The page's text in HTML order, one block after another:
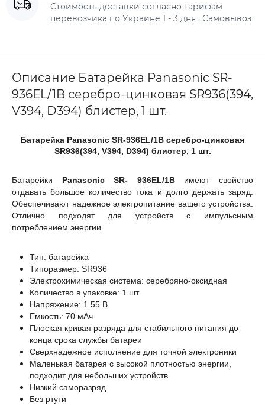
Стоимость доставки согласно тарифам
перевозчика по Украине 1 - 3 дня , Самовывоз
Описание Батарейка Panasonic SR-
936EL/1B серебро-цинковая SR936(394,
V394, D394) блистер, 1 шт.
Батарейка Panasonic SR-936EL/1B серебро-цинковая
SR936(394, V394, D394) блистер, 1 шт.
Батарейки Panasonic SR- 936EL/1B
имеют свойство
отдавать большое количество тока и долго держать заряд.
Обеспечивают надежное электропитание вашего устройства.
Отлично подходят для устройств с импульсным
потреблением энергии.
Тип: батарейка
Типоразмер: SR936
Электрохимическая система: серебряно-оксидная
Количество в упаковке: 1 шт
Напряжение: 1.55 В
Емкость: 70 мАч
Плоская кривая разряда для стабильного питания до
конца срока службы батареи
Сверхнадежное исполнение для точной электроники
Маленькая батарея с высокой плотностью энергии,
подходит для небольших устройств
Низкий саморазряд
Без ртути